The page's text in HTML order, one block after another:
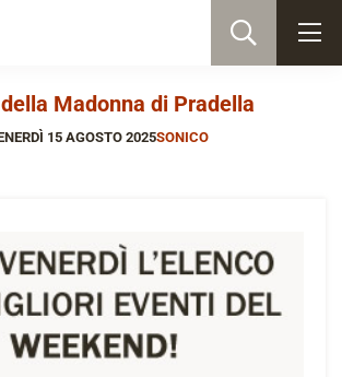
Madonna di Pradella
15 AGOSTO 2025SONICO